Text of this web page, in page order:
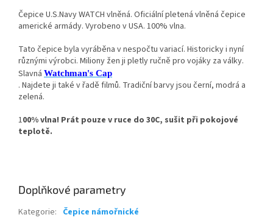
Čepice U.S.Navy WATCH vlněná. Oficiální pletená vlněná čepice
americké armády. Vyrobeno v USA. 100% vlna.
Tato čepice byla vyráběna v nespočtu variací. Historicky i nyní
různými výrobci. Miliony žen ji pletly ručně pro vojáky za války.
Slavná Watchman's Cap
. Najdete ji také v řadě filmů. Tradiční barvy jsou černí, modrá a
zelená.
100% vlna! Prát pouze v ruce do 30C, sušit při pokojové
teplotě.
Doplňkové parametry
Kategorie: Čepice námořnické